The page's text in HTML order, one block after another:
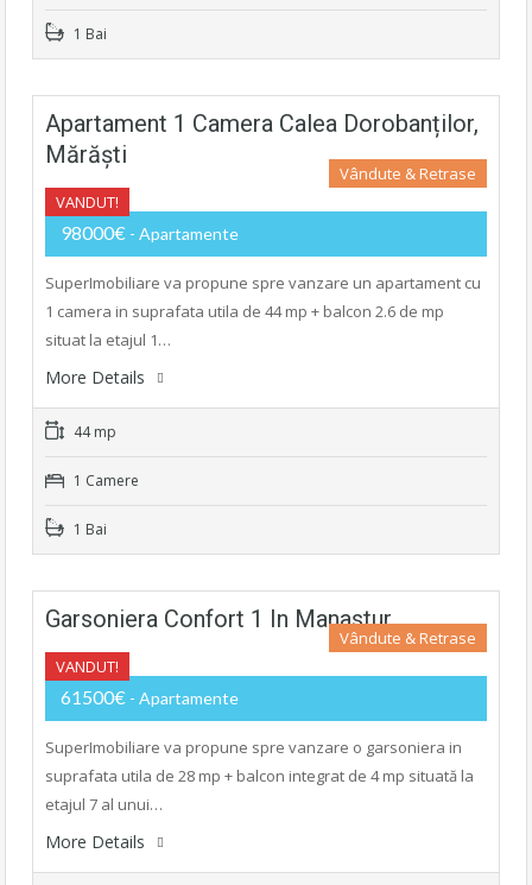
1 Bai
Apartament 1 Camera Calea Dorobanților,
Mărăști
VANDUT!
Vândute & Retrase
98000€ - Apartamente
SuperImobiliare va propune spre vanzare un apartament cu
1 camera in suprafata utila de 44 mp + balcon 2.6 de mp
situat la etajul 1…
More Details
44 mp
1 Camere
1 Bai
Garsoniera Confort 1 In Manastur
VANDUT!
Vândute & Retrase
61500€ - Apartamente
SuperImobiliare va propune spre vanzare o garsoniera in
suprafata utila de 28 mp + balcon integrat de 4 mp situată la
etajul 7 al unui…
More Details